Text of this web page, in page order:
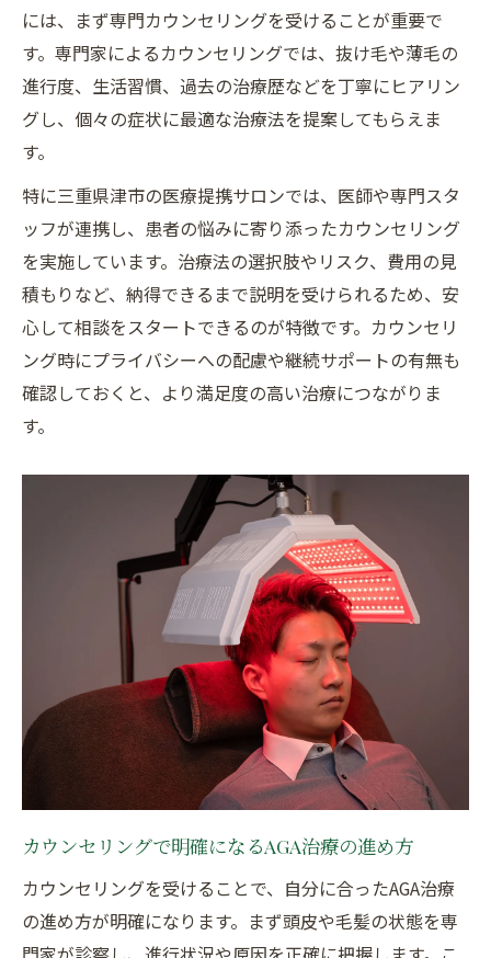
サロン選びで重要なAGA治療の継続フォロー
医療提携サロンで得られる安心感の理由
AGA治療の安心感を高める医療連携の強み
医療提携サロンによるAGA治療の安全体制
専門家監修のAGA治療で安心して始められる
プライバシー重視のAGA治療体験が可能に
には、まず専門カウンセリングを受けることが重要で
す。専門家によるカウンセリングでは、抜け毛や薄毛の
進行度、生活習慣、過去の治療歴などを丁寧にヒアリン
グし、個々の症状に最適な治療法を提案してもらえま
す。
特に三重県津市の医療提携サロンでは、医師や専門スタ
ッフが連携し、患者の悩みに寄り添ったカウンセリング
を実施しています。治療法の選択肢やリスク、費用の見
積もりなど、納得できるまで説明を受けられるため、安
心して相談をスタートできるのが特徴です。カウンセリ
ング時にプライバシーへの配慮や継続サポートの有無も
確認しておくと、より満足度の高い治療につながりま
す。
カウンセリングで明確になるAGA治療の進め方
カウンセリングを受けることで、自分に合ったAGA治療
の進め方が明確になります。まず頭皮や毛髪の状態を専